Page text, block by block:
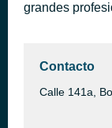
grandes
Contacto
Calle 141a,